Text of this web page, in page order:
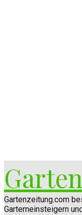
Gartenzeitung.com
Garterneinsteigern